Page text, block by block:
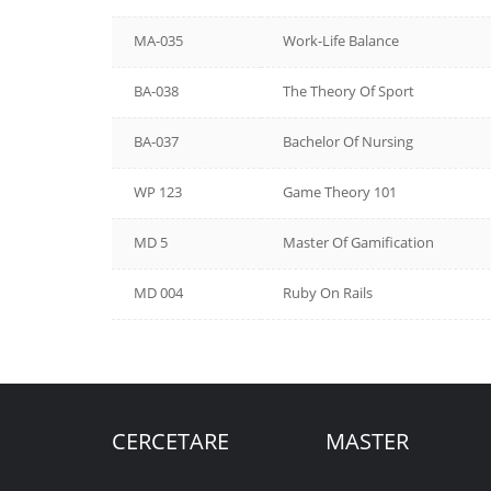
MA-035 Work-Life Balance
BA-038 The Theory Of Sport
BA-037 Bachelor Of Nursing
WP 123 Game Theory 101
MD 5 Master Of Gamification
MD 004 Ruby On Rails
CERCETARE MASTER